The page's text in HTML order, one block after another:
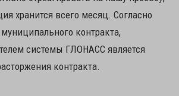
хранится всего месяц. Согласно
контракта,
системы ГЛОНАСС является
контракта.